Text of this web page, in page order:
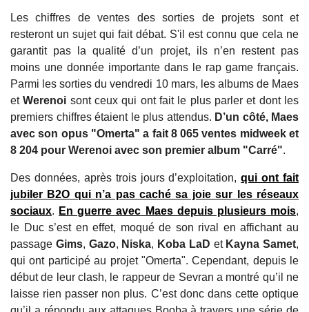
Les chiffres de ventes des sorties de projets sont et
resteront un sujet qui fait débat. S'il est connu que cela ne
garantit pas la qualité d’un projet, ils n’en restent pas
moins une donnée importante dans le rap game français.
Parmi les sorties du vendredi 10 mars, les albums de Maes
etWerenoi sont ceux qui ont fait le plus parler et dont les
premiers chiffres étaient le plus attendus. D’un côté, Maes
avec son opus "Omerta" a fait 8 065 ventes midweek et
8 204 pour Werenoi avec son premier album "Carré".
Des données, après trois jours d’exploitation,qui ont fait
jubiler B2O qui n’a pas caché sa joie sur les réseaux
sociaux. En guerre avec Maes depuis plusieurs mois,
le Duc s’est en effet, moqué de son rival en affichant au
passage Gims, Gazo, Niska, Koba LaD et Kayna Samet,
qui ont participé au projet "Omerta". Cependant, depuis le
début de leur clash, le rappeur de Sevran a montré qu’il ne
laisse rien passer non plus. C’est donc dans cette optique